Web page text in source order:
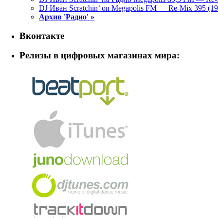
DJ Иван Scratchin’ on Megapolis FM — Re-Mix 395
Архив 'Радио' »
Вконтакте
Релизы в цифровых магазинах мира: